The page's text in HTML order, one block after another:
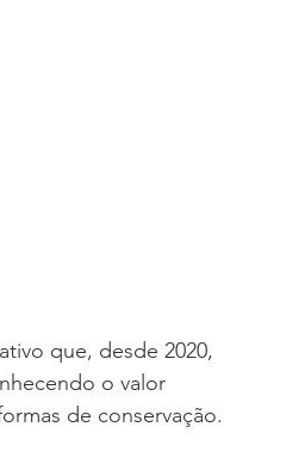
que, desde 2020,
o valor
de conservação.